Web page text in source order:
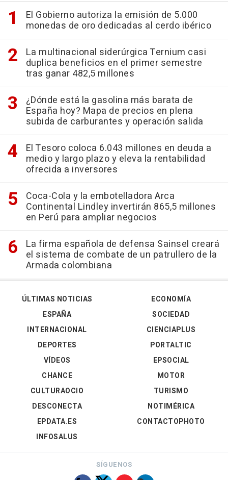
El Gobierno autoriza la emisión de 5.000
monedas de oro dedicadas al cerdo ibérico
La multinacional siderúrgica Ternium casi
duplica beneficios en el primer semestre
tras ganar 482,5 millones
¿Dónde está la gasolina más barata de
España hoy? Mapa de precios en plena
subida de carburantes y operación salida
El Tesoro coloca 6.043 millones en deuda a
medio y largo plazo y eleva la rentabilidad
ofrecida a inversores
Coca-Cola y la embotelladora Arca
Continental Lindley invertirán 865,5 millones
en Perú para ampliar negocios
La firma española de defensa Sainsel creará
el sistema de combate de un patrullero de la
Armada colombiana
ÚLTIMAS NOTICIAS
ESPAÑA
INTERNACIONAL
DEPORTES
VÍDEOS
ECONOMÍA
SOCIEDAD
CIENCIAPLUS
PORTALTIC
EPSOCIAL
CHANCE
CULTURAOCIO
DESCONECTA
EPDATA.ES
INFOSALUS
MOTOR
TURISMO
NOTIMÉRICA
CONTACTOPHOTO
SÍGUENOS